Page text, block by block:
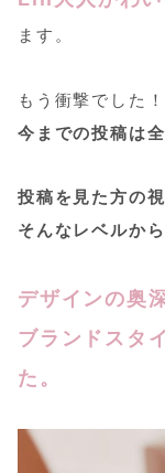
ます。
もう衝撃でした！
今までの投稿は
投稿を見た方の
そんなレベルか
デザインの奥
ブランドスタ
た。